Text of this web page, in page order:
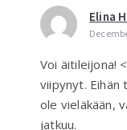
Elina
Voi äitileijona!
viipynyt. Eihän
ole vieläkään,
jatkuu.